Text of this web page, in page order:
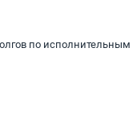
по исполнительным